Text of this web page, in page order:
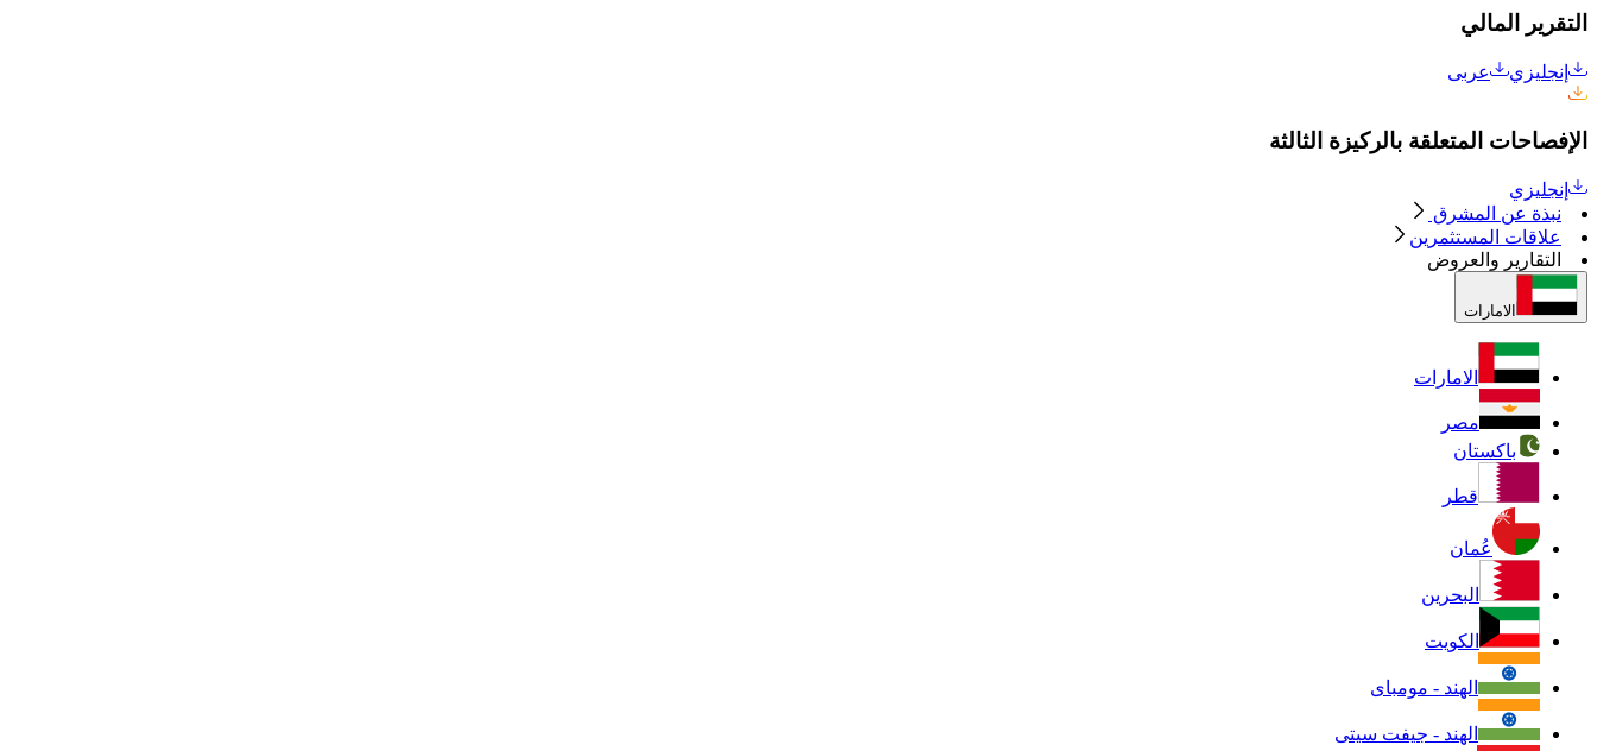
التقرير المالي
إنجليزي عربى
الإفصاحات المتعلقة بالركيزة الثالثة
إنجليزي
نبذة عن المشرق
علاقات المستثمرين
التقارير والعروض
الامارات
الامارات
مصر
باكستان
قطر
عُمان
البحرين
الكويت
الهند - مومباى
الهند - جيفت سيتى